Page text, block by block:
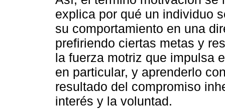
explica por qué un individuo
su comportamiento en una
prefiriendo ciertas metas y
la fuerza motriz que impulsa
en particular, y aprenderlo
resultado del compromiso
interés y la voluntad.